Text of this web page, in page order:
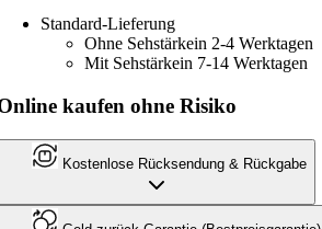
Standard-Lieferung
Ohne Sehstärkein 2-4 Werktagen
Mit Sehstärkein 7-14 Werktagen
kaufen ohne Risiko
Kostenlose Rücksendung & Rückgabe